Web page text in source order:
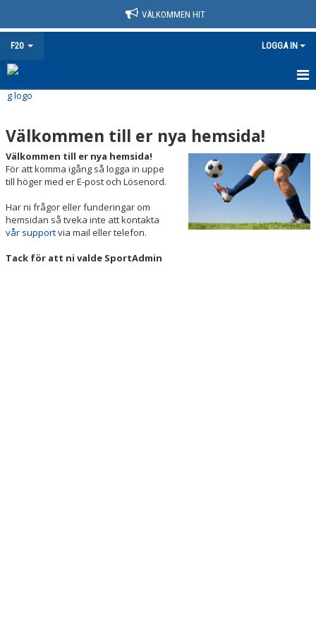
VÄLKOMMEN HIT
F20 LOGGA IN
HEM
NYHETER
KALENDER
TRUPPEN
BILDGALLERI
Välkommen till er nya hemsida!
Välkommen till er nya hemsida!
För att komma igång så logga in uppe
till höger med er E-post och Lösenord.
Har ni frågor eller funderingar om
hemsidan så tveka inte att kontakta
vår supportvia mail eller telefon.
Tack för att ni valde SportAdmin